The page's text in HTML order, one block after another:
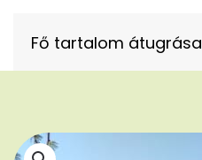
Fő tartalom átugrása